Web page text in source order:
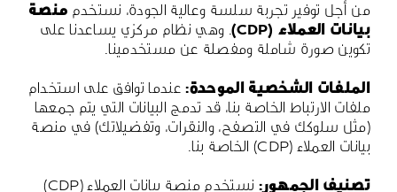
من أجل توفير تجربة سلسة وعالية الجودة، نستخدم منصة
بيانات العملاء (CDP)
. وهي نظام مركزي يساعدنا على
تكوين صورة شاملة ومفصلة عن مستخدمينا.
الملفات الشخصية الموحدة:عندما توافق على استخدام
ملفات الارتباط الخاصة بنا، قد تدمج البيانات التي يتم جمعها
(مثل سلوكك في التصفح، والنقرات، وتفضيلاتك) في منصة
بيانات العملاء (CDP) الخاصة بنا.
تصنيف الجمهور:
نستخدم منصة بيانات العملاء (CDP)